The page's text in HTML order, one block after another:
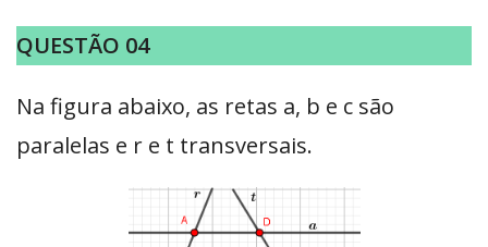
QUESTÃO 04
Na figura abaixo, as retas a, b e c são
paralelas e r e t transversais.